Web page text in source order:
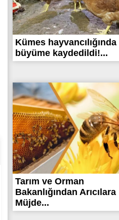
Kümes hayvancılığında
büyüme kaydedildi!...
Tarım ve Orman
Bakanlığından Arıcılara
Müjde...